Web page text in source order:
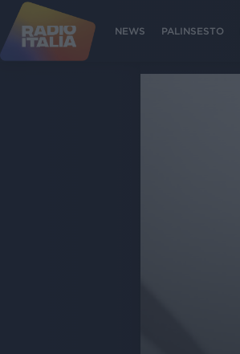
NEWS PALINSESTO